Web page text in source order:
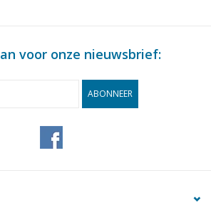
voor onze nieuwsbrief:
ABONNEER